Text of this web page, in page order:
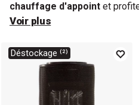
chauffage d'appoint et
et confortable tout au long de
chauffages d'appoint
Voir plus
Déstockage ⁽²⁾